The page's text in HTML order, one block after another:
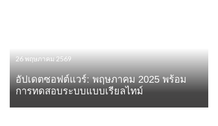
26 พฤษภาคม 2569
อัปเดตซอฟต์แวร์: พฤษภาคม 2025 พร้อม
การทดสอบระบบแบบเรียลไทม์